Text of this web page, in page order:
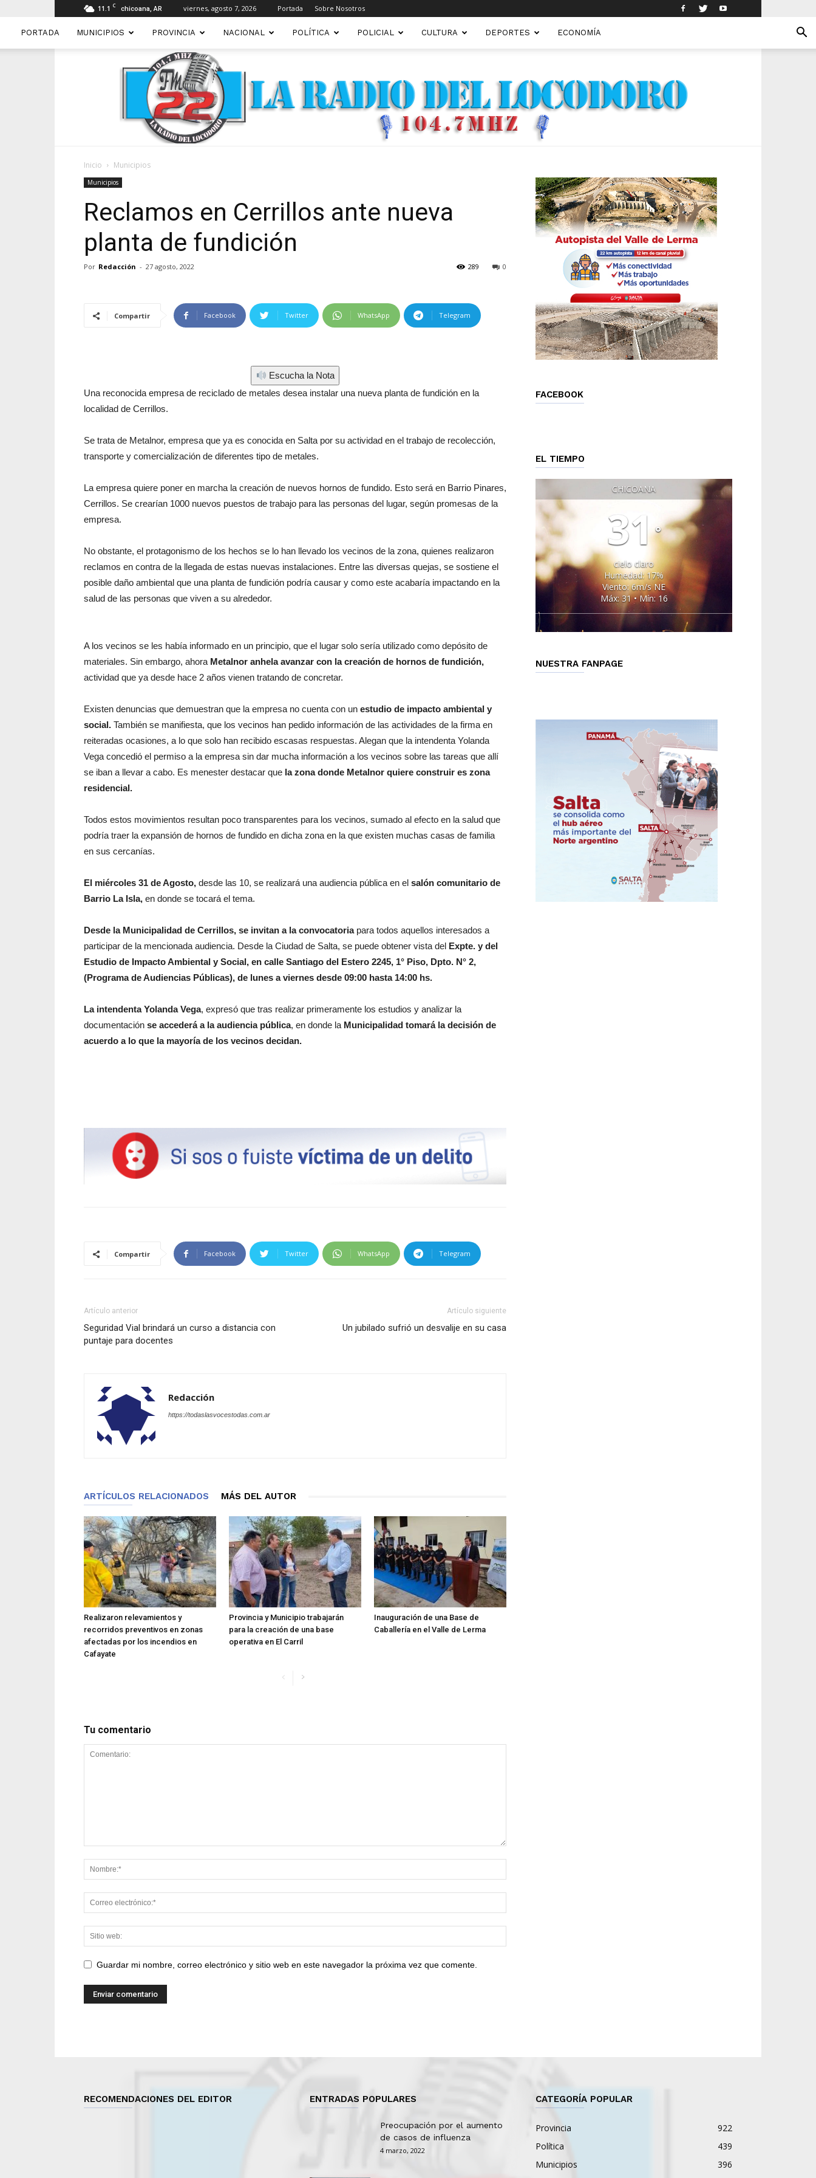
11.1 C chicoana, AR viernes, agosto 7, 2026 Portada Sobre Nosotros
PORTADA MUNICIPIOS PROVINCIA NACIONAL POLÍTICA POLICIAL CULTURA DEPORTES ECONOMÍA
Inicio Municipios
Municipios
Reclamos en Cerrillos ante nueva
planta de fundición
Por Redacción - 27 agosto, 2022 0
289
Compartir Facebook Twitter WhatsApp Telegram
Escucha la Nota
Una reconocida empresa de reciclado de metales desea instalar una nueva planta de fundición en la
localidad de Cerrillos.
Se trata de Metalnor, empresa que ya es conocida en Salta por su actividad en el trabajo de recolección,
transporte y comercialización de diferentes tipo de metales.
La empresa quiere poner en marcha la creación de nuevos hornos de fundido. Esto será en Barrio Pinares,
Cerrillos. Se crearían 1000 nuevos puestos de trabajo para las personas del lugar, según promesas de la
empresa.
No obstante, el protagonismo de los hechos se lo han llevado los vecinos de la zona, quienes realizaron
reclamos en contra de la llegada de estas nuevas instalaciones. Entre las diversas quejas, se sostiene el
posible daño ambiental que una planta de fundición podría causar y como este acabaría impactando en la
salud de las personas que viven a su alrededor.
A los vecinos se les había informado en un principio, que el lugar solo sería utilizado como depósito de
materiales. Sin embargo, ahora Metalnor anhela avanzar con la creación de hornos de fundición,
actividad que ya desde hace 2 años vienen tratando de concretar.
Existen denuncias que demuestran que la empresa no cuenta con un estudio de impacto ambiental y
social. También se manifiesta, que los vecinos han pedido información de las actividades de la firma en
reiteradas ocasiones, a lo que solo han recibido escasas respuestas. Alegan que la intendenta Yolanda
Vega concedió el permiso a la empresa sin dar mucha información a los vecinos sobre las tareas que allí
se iban a llevar a cabo. Es menester destacar que la zona donde Metalnor quiere construir es zona
residencial.
Todos estos movimientos resultan poco transparentes para los vecinos, sumado al efecto en la salud que
podría traer la expansión de hornos de fundido en dicha zona en la que existen muchas casas de familia
en sus cercanías.
El miércoles 31 de Agosto, desde las 10, se realizará una audiencia pública en el salón comunitario de
Barrio La Isla, en donde se tocará el tema.
Desde la Municipalidad de Cerrillos, se invitan a la convocatoriapara todos aquellos interesados a
participar de la mencionada audiencia. Desde la Ciudad de Salta, se puede obtener vista del Expte. y del
Estudio de Impacto Ambiental y Social, en calle Santiago del Estero 2245, 1° Piso, Dpto. N° 2,
(Programa de Audiencias Públicas), de lunes a viernes desde 09:00 hasta 14:00 hs.
La intendenta Yolanda Vega, expresó que tras realizar primeramente los estudios y analizar la
documentación se accederá a la audiencia pública, en donde la Municipalidad tomará la decisión de
acuerdo a lo que la mayoría de los vecinos decidan.
Compartir Facebook Twitter WhatsApp Telegram
Artículo anterior
Seguridad Vial brindará un curso a distancia con
puntaje para docentes
Artículo siguiente
Un jubilado sufrió un desvalije en su casa
Redacción
https://todaslasvocestodas.com.ar
ARTÍCULOS RELACIONADOS MÁS DEL AUTOR
Realizaron relevamientos y
recorridos preventivos en zonas
afectadas por los incendios en
Cafayate
Provincia y Municipio trabajarán
para la creación de una base
operativa en El Carril
Inauguración de una Base de
Caballería en el Valle de Lerma
Tu comentario
Guardar mi nombre, correo electrónico y sitio web en este navegador la próxima vez que comente.
FACEBOOK
EL TIEMPO
CHICOANA
31°
cielo claro
Humedad: 17%
Viento: 6m/s NE
Máx: 31 • Mín: 16
NUESTRA FANPAGE
RECOMENDACIONES DEL EDITOR ENTRADAS POPULARES
Preocupación por el aumento
de casos de influenza
4 marzo, 2022
CATEGORÍA POPULAR
Provincia
922
Política
439
Municipios
396